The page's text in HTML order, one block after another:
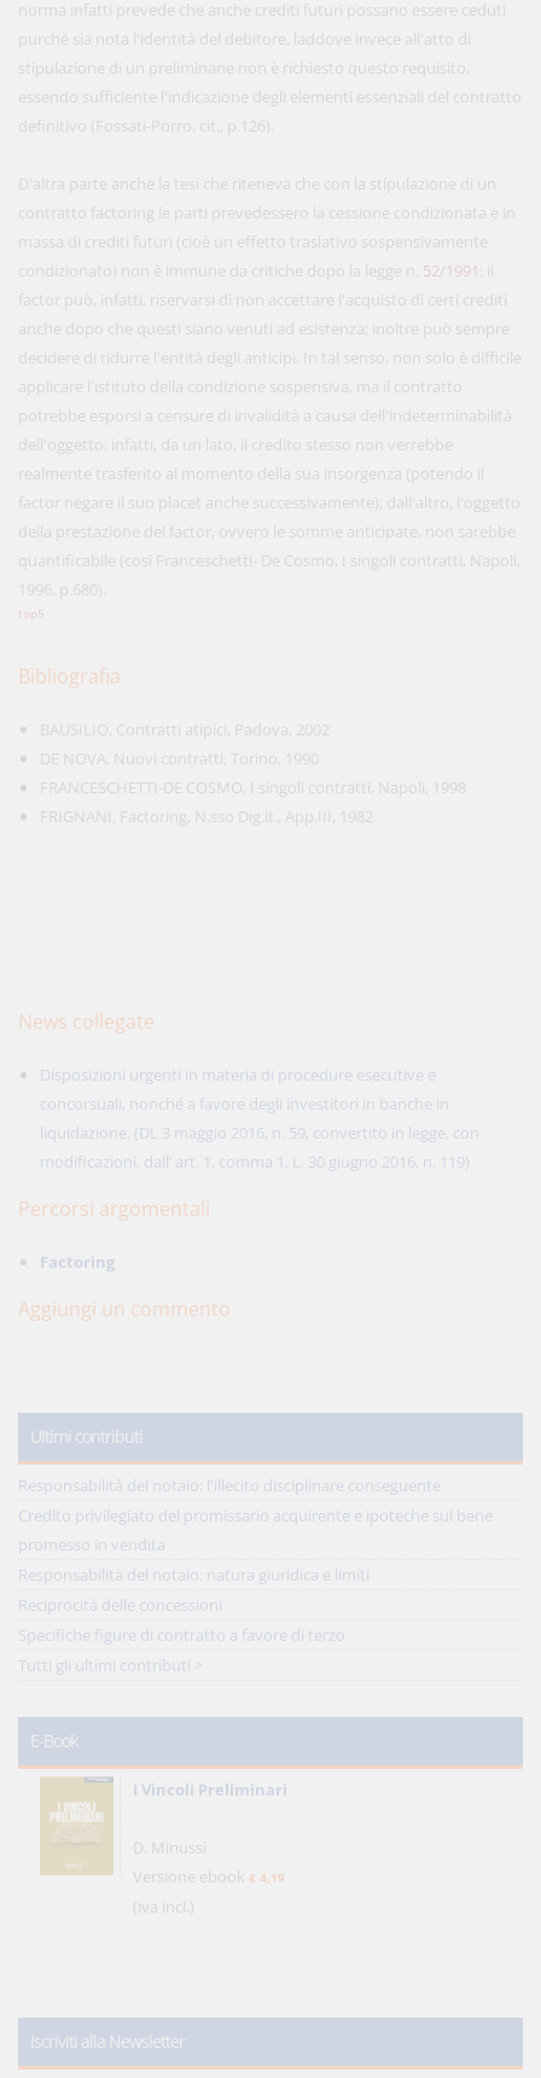
norma infatti prevede che anche crediti futuri possano essere ceduti
purché sia nota l'identità del debitore, laddove invece all'atto di
stipulazione di un preliminane non è richiesto questo requisito,
essendo sufficiente l'indicazione degli elementi essenziali del contratto
definitivo (Fossati-Porro, cit., p.126).
D'altra parte anche la tesi che riteneva che con la stipulazione di un
contratto factoring le parti prevedessero la cessione condizionata e in
massa di crediti futuri (cioè un effetto traslativo sospensivamente
condizionato) non è immune da critiche dopo la legge n. 52/1991 : il
factor può, infatti, riservarsi di non accettare l'acquisto di certi crediti
anche dopo che questi siano venuti ad esistenza; inoltre può sempre
decidere di ridurre l'entità degli anticipi. In tal senso, non solo è difficile
applicare l'istituto della condizione sospensiva, ma il contratto
potrebbe esporsi a censure di invalidità a causa dell'indeterminabilità
dell'oggetto: infatti, da un lato, il credito stesso non verrebbe
realmente trasferito al momento della sua insorgenza (potendo il
factor negare il suo placet anche successivamente); dall'altro, l'oggetto
della prestazione del factor, ovvero le somme anticipate, non sarebbe
quantificabile (così Franceschetti- De Cosmo, I singoli contratti, Napoli,
1996, p.680).
top5
Bibliografia
BAUSILIO, Contratti atipici, Padova, 2002
DE NOVA, Nuovi contratti, Torino, 1990
FRANCESCHETTI-DE COSMO, I singoli contratti, Napoli, 1998
FRIGNANI, Factoring, N.sso Dig.it., App.III, 1982
News collegate
Disposizioni urgenti in materia di procedure esecutive e
concorsuali, nonché a favore degli investitori in banche in
liquidazione. (DL 3 maggio 2016, n. 59, convertito in legge, con
modificazioni, dall’ art. 1, comma 1, L. 30 giugno 2016, n. 119)
Percorsi argomentali
Factoring
Aggiungi un commento
Ultimi contributi
Responsabilità del notaio: l'illecito disciplinare conseguente
Credito privilegiato del promissario acquirente e ipoteche sul bene
promesso in vendita
Responsabilità del notaio: natura giuridica e limiti
Reciprocità delle concessioni
Specifiche figure di contratto a favore di terzo
Tutti gli ultimi contributi >
E-Book
I Vincoli Preliminari
D. Minussi
Versione ebook € 4,19
(iva incl.)
Iscriviti alla Newsletter